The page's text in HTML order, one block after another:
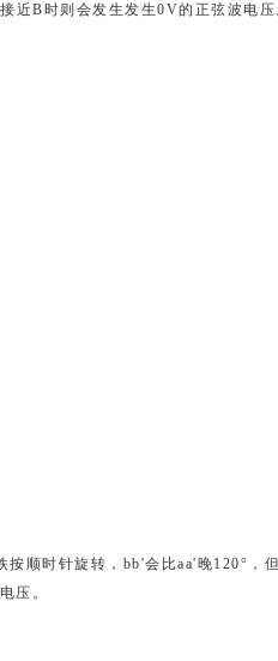
近B时则会发生发生0V的正弦波电压
顺时针旋转，bb'会比aa'晚120°，
压。